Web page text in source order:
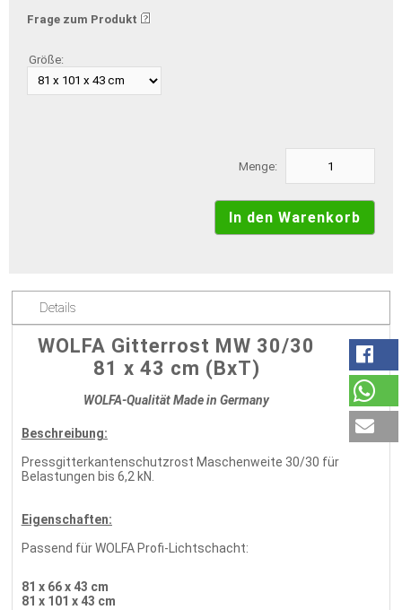
Frage zum Produkt
Größe:
Menge:
Details
WOLFA Gitterrost MW 30/30
81 x 43 cm (BxT)
WOLFA-Qualität Made in Germany
Beschreibung:
Pressgitterkantenschutzrost Maschenweite 30/30 für
Belastungen bis 6,2 kN.
Eigenschaften:
Passend für WOLFA Profi-Lichtschacht:
81 x 66 x 43 cm
81 x 101 x 43 cm